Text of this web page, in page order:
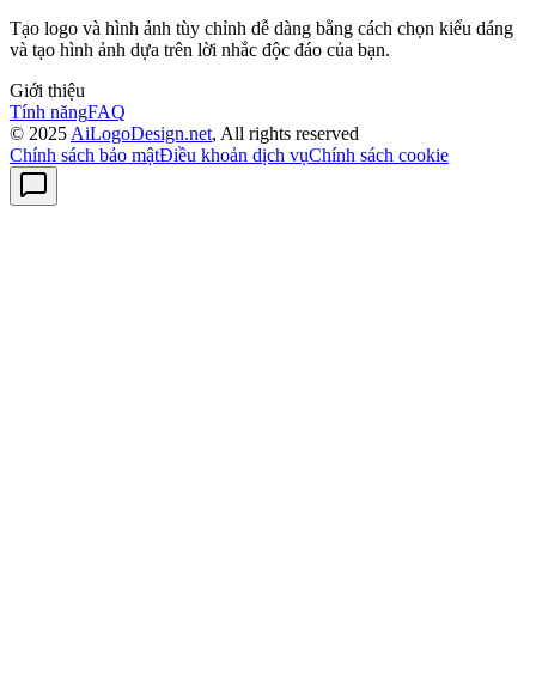
Tạo logo và hình ảnh tùy chỉnh dễ dàng bằng cách chọn kiểu dáng
và tạo hình ảnh dựa trên lời nhắc độc đáo của bạn.
Giới thiệu
Tính năngFAQ
© 2025AiLogoDesign.net, All rights reserved
Chính sách bảo mậtĐiều khoản dịch vụChính sách cookie